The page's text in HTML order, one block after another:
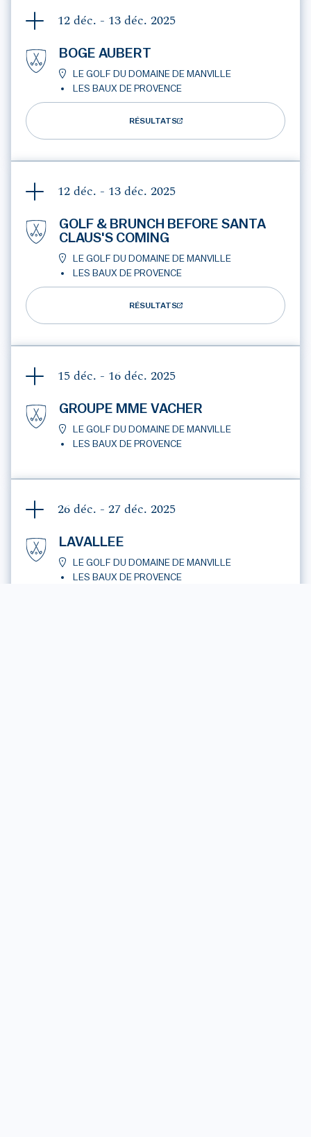
12 déc. - 13 déc. 2025
BOGE AUBERT
LE GOLF DU DOMAINE DE MANVILLE
LES BAUX DE PROVENCE
RÉSULTATS
12 déc. - 13 déc. 2025
GOLF & BRUNCH BEFORE SANTA
CLAUS'S COMING
LE GOLF DU DOMAINE DE MANVILLE
LES BAUX DE PROVENCE
RÉSULTATS
15 déc. - 16 déc. 2025
GROUPE MME VACHER
LE GOLF DU DOMAINE DE MANVILLE
LES BAUX DE PROVENCE
26 déc. - 27 déc. 2025
LAVALLEE
LE GOLF DU DOMAINE DE MANVILLE
LES BAUX DE PROVENCE